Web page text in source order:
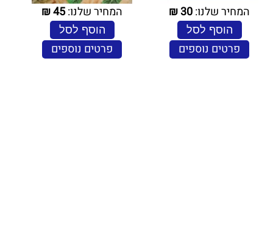
המחיר שלנו:30
₪
הוסף לסל
פרטים נוספים
המחיר שלנו:45
₪
הוסף לסל
פרטים נוספים